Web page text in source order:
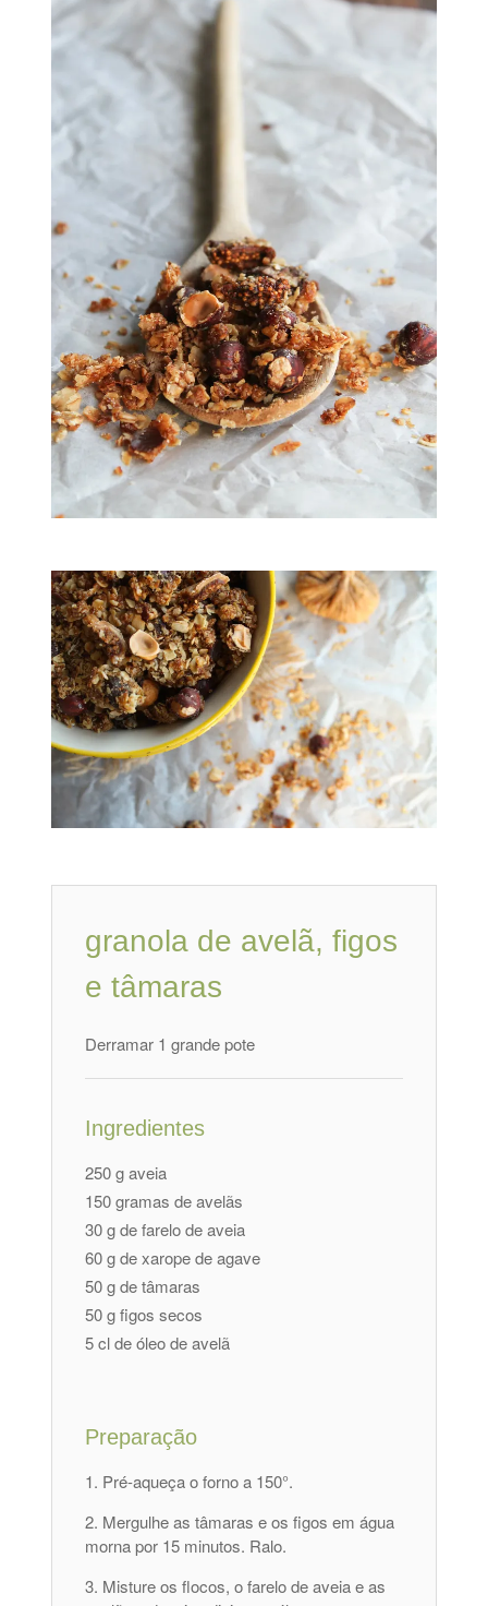
granola de avelã, figos
e tâmaras
Derramar 1 grande pote
Ingredientes
250 g aveia
150 gramas de avelãs
30 g de farelo de aveia
60 g de xarope de agave
50 g de tâmaras
50 g figos secos
5 cl de óleo de avelã
Preparação
Pré-aqueça o forno a 150°.
Mergulhe as tâmaras e os figos em água
morna por 15 minutos. Ralo.
Misture os flocos, o farelo de aveia e as